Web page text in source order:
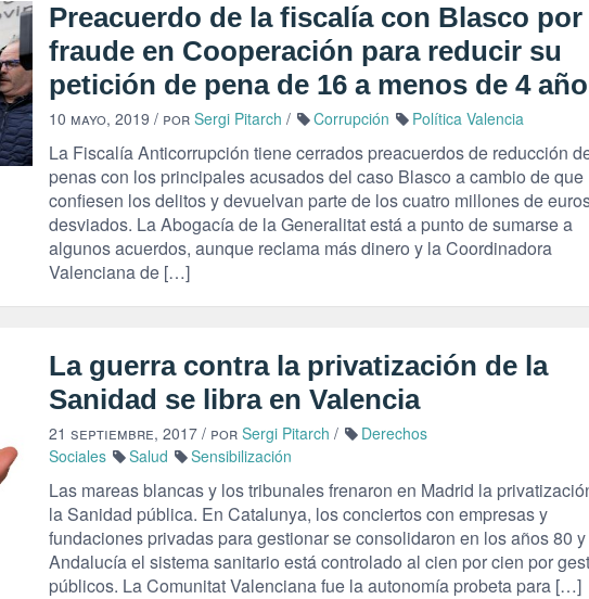
Preacuerdo de la fiscalía con Blasco por
fraude en Cooperación para reducir su
petición de pena de 16 a menos de 4
10 mayo, 2019 / por Sergi Pitarch / Corrupción Política Valencia
La Fiscalía Anticorrupción tiene cerrados preacuerdos de reducción
penas con los principales acusados del caso Blasco a cambio de que
confiesen los delitos y devuelvan parte de los cuatro millones de
desviados. La Abogacía de la Generalitat está a punto de sumarse a
algunos acuerdos, aunque reclama más dinero y la Coordinadora
Valenciana de […]
La guerra contra la privatización de la
Sanidad se libra en Valencia
21 septiembre, 2017/ por Sergi Pitarch /
Derechos
Sociales
Salud Sensibilización
Las mareas blancas y los tribunales frenaron en Madrid la
la Sanidad pública. En Catalunya, los conciertos con empresas y
fundaciones privadas para gestionar se consolidaron en los años 80 y
Andalucía el sistema sanitario está controlado al cien por cien por
públicos. La Comunitat Valenciana fue la autonomía probeta para […]